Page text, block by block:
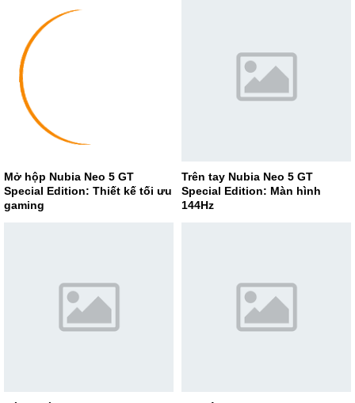
Mở hộp Nubia Neo 5 GT
Special Edition: Thiết kế tối ưu
gaming
Trên tay Nubia Neo 5 GT
Special Edition: Màn hình
144Hz